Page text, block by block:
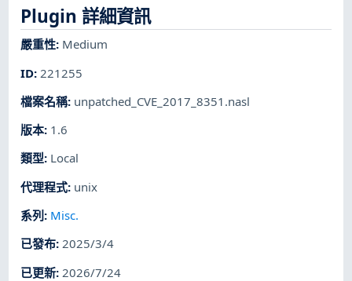
Plugin 詳細資訊
嚴重性: Medium
ID: 221255
檔案名稱: unpatched_CVE_2017_8351.nasl
版本: 1.6
類型: Local
代理程式: unix
系列 : Misc.
已發布:2025/3/4
已更新: 2026/7/24